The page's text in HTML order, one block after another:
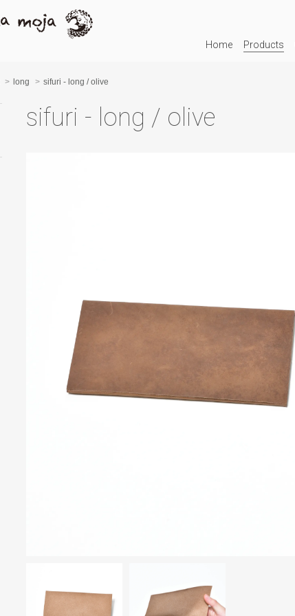
Home Products
> long > sifuri - long / olive
sifuri - long / olive